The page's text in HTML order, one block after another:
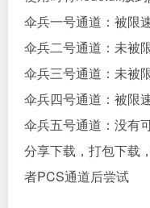
伞兵一号通道：被限
伞兵二号通道：未被
伞兵三号通道：未被
伞兵四号通道：被限
伞兵五号通道：没有
分享下载，打包下载
者PCS通道后尝试